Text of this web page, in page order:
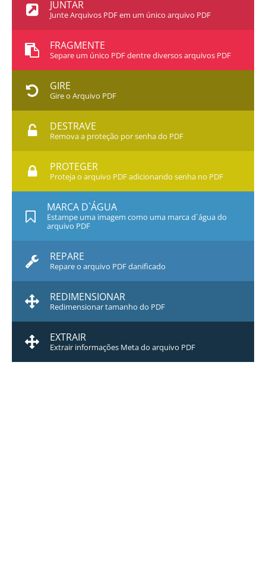
JUNTAR
Junte Arquivos PDF em um único arquivo PDF
FRAGMENTE
Separe um único PDF dentre diversos arquivos PDF
GIRE
Gire o Arquivo PDF
DESTRAVE
Remova a proteção por senha do PDF
PROTEGER
Proteja o arquivo PDF adicionando senha no PDF
MARCA D`ÁGUA
Estampe uma imagem como uma marca d`água do
arquivo PDF
REPARE
Repare o arquivo PDF danificado
REDIMENSIONAR
Redimensionar tamanho do PDF
EXTRAIR
Extrair informações Meta do arquivo PDF